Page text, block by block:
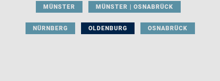
MÜNSTER MÜNSTER | OSNABRÜCK
NÜRNBERG OLDENBURG OSNABRÜCK